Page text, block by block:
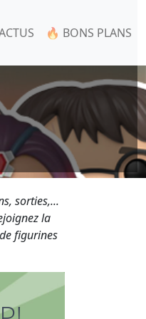
🔥 BONS PLANS
sorties,...
la
figurines